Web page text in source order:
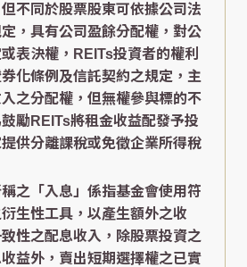
不同於股票股東可依據公司法
，具有公司盈餘分配權，對公
表決權，REITs投資者的權利
化條例及信託契約之規定，主
之分配權，但無權參與標的不
勵REITs將租金收益配發予投
供分離課稅或免徵企業所得稅
之「入息」係指基金會使用符
生性工具，以產生額外之收
性之配息收入，除股票投資之
益外，賣出短期選擇權之已實